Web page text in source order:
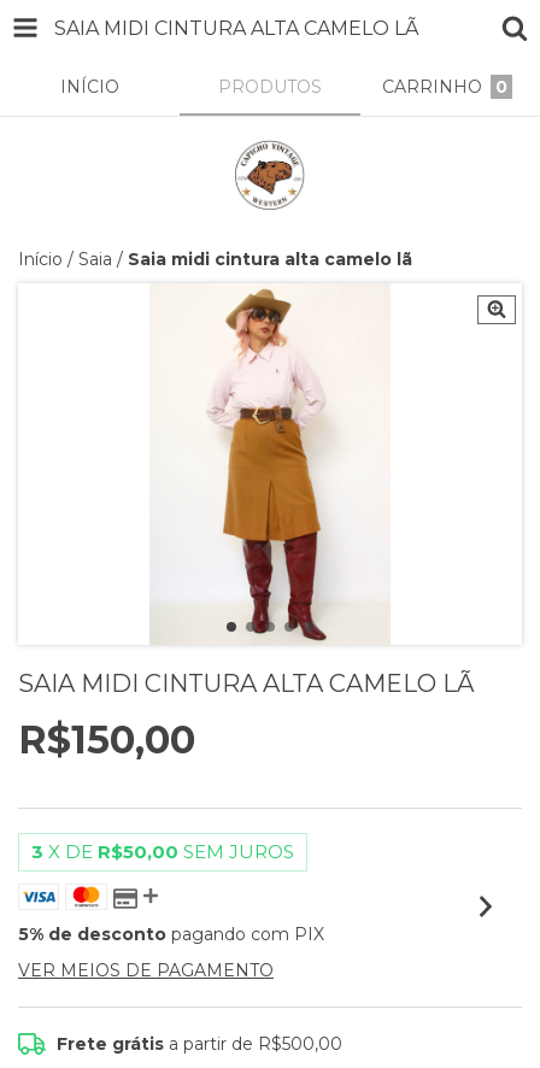
SAIA MIDI CINTURA ALTA CAMELO LÃ
INÍCIO PRODUTOS CARRINHO 0
Início / Saia / Saia midi cintura alta camelo lã
SAIA MIDI CINTURA ALTA CAMELO LÃ
R$150,00
3 X DE R$50,00 SEM JUROS
5% de desconto pagando com PIX
VER MEIOS DE PAGAMENTO
Frete grátis a partir de R$500,00